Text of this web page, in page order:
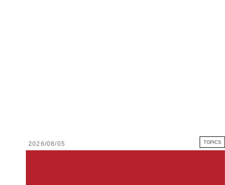
2026/08/05 TOPICS